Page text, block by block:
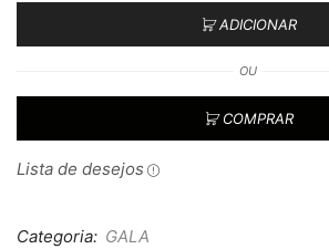
ADICIONAR
OU
COMPRAR
Lista de desejos
Categoria: GALA